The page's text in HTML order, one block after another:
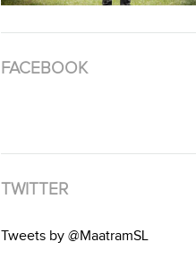
FACEBOOK
TWITTER
Tweets by @MaatramSL